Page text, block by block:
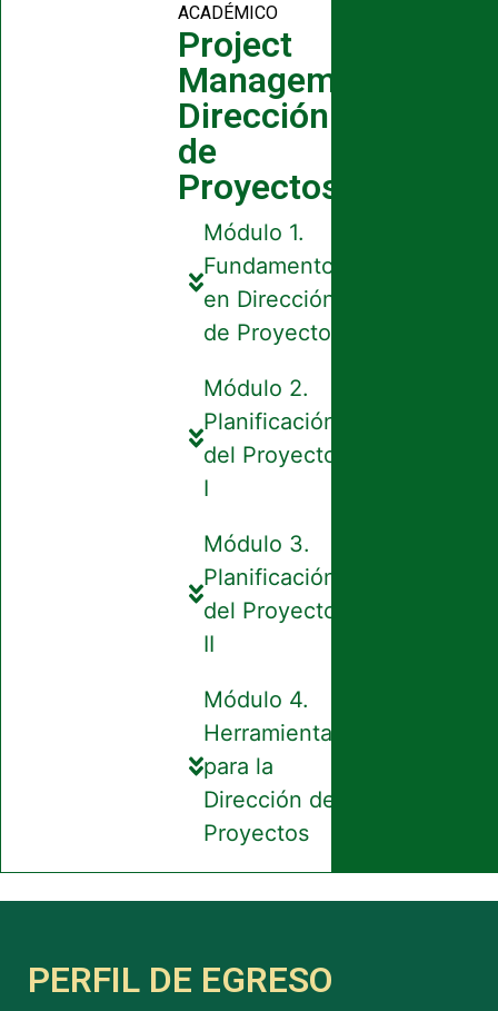
ACADÉMICO
Project
Management
Dirección
de
Proyectos
Módulo 1.
Fundamentos
en Dirección
de Proyectos
Módulo 2.
Planificación
del Proyecto
I
Módulo 3.
Planificación
del Proyecto
II
Módulo 4.
Herramientas
para la
Dirección de
Proyectos
PERFIL DE EGRESO